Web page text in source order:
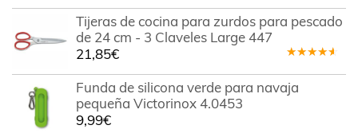
Tijeras de cocina para zurdos para pescado
de 24 cm - 3 Claveles Large 447
en4.00
de 5
21,85€
Funda de silicona verde para navaja
pequeña Victorinox 4.0453
9,99€